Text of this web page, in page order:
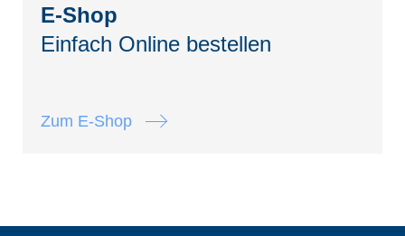
E-Shop
Einfach Online bestellen
Zum E-Shop